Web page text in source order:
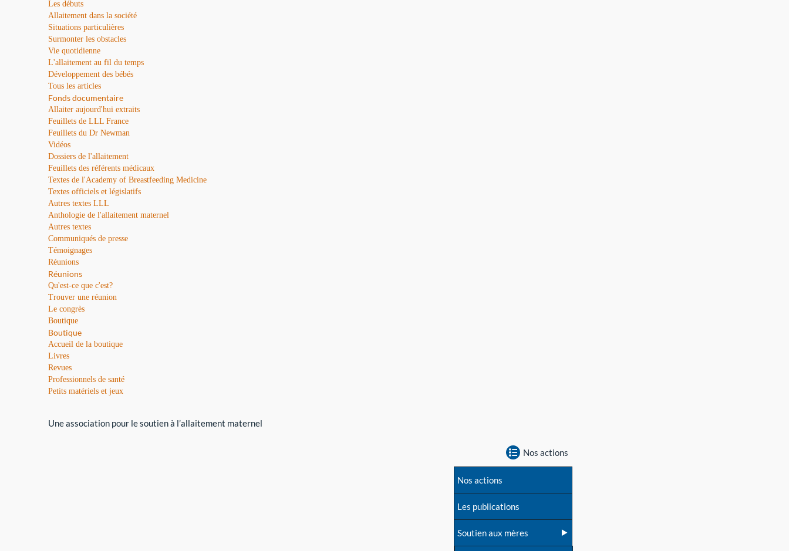
Les débuts
Allaitement dans la société
Situations particulières
Surmonter les obstacles
Vie quotidienne
L'allaitement au fil du temps
Développement des bébés
Tous les articles
Fonds documentaire
Allaiter aujourd'hui extraits
Feuillets de LLL France
Feuillets du Dr Newman
Vidéos
Dossiers de l'allaitement
Feuillets des référents médicaux
Textes de l'Academy of Breastfeeding Medicine
Textes officiels et législatifs
Autres textes LLL
Anthologie de l'allaitement maternel
Autres textes
Communiqués de presse
Témoignages
Réunions
Réunions
Qu'est-ce que c'est?
Trouver une réunion
Le congrès
Boutique
Boutique
Accueil de la boutique
Livres
Revues
Professionnels de santé
Petits matériels et jeux
Une association pour le soutien à l’allaitement maternel
Nos actions
Nos actions
Les publications
Soutien aux mères